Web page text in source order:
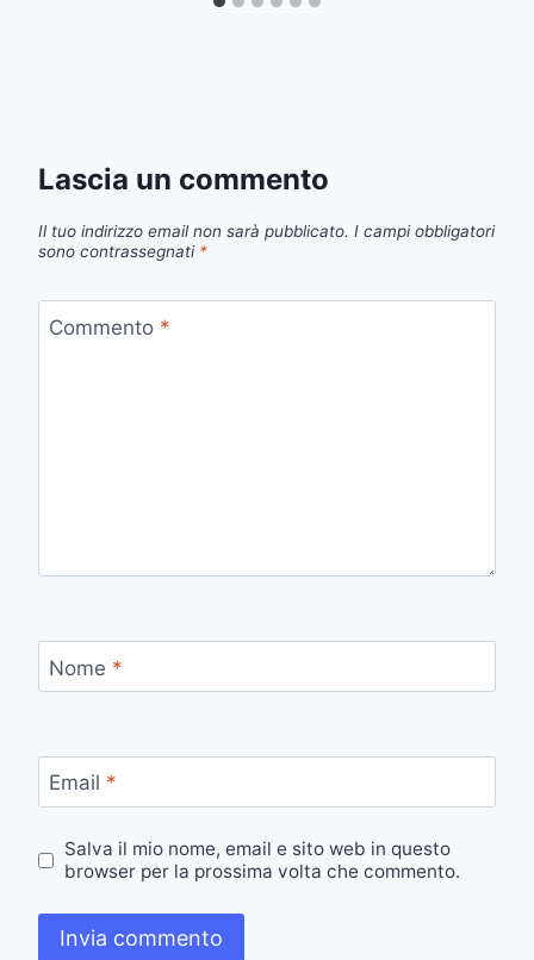
Lascia un commento
Il tuo indirizzo email non sarà pubblicato. I campi obbligatori
sono contrassegnati *
Commento *
Nome *
Email *
Salva il mio nome, email e sito web in questo
browser per la prossima volta che commento.